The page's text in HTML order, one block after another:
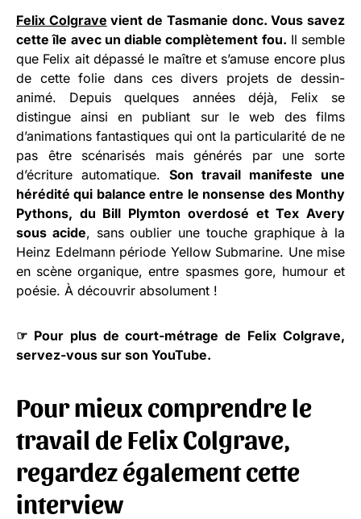
Felix Colgrave vient de Tasmanie donc. Vous savez
cette île avec un diable complètement fou. Il semble
que Felix ait dépassé le maître et s’amuse encore plus
de cette folie dans ces divers projets de dessin-
animé. Depuis quelques années déjà, Felix se
distingue ainsi en publiant sur le web des films
d’animations fantastiques qui ont la particularité de ne
pas être scénarisés mais générés par une sorte
d’écriture automatique. Son travail manifeste une
hérédité qui balance entre le nonsense des Monthy
Pythons, du Bill Plymton overdosé et Tex Avery
sous acide, sans oublier une touche graphique à la
Heinz Edelmann période Yellow Submarine. Une mise
en scène organique, entre spasmes gore, humour et
poésie. À découvrir absolument !
☞ Pour plus de court-métrage de Felix Colgrave,
servez-vous sur son YouTube.
Pour mieux comprendre le
travail de Felix Colgrave,
regardez également cette
interview